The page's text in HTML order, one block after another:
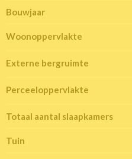
Bouwjaar
Woonoppervlakte
Externe bergruimte
Perceeloppervlakte
Totaal aantal slaapkamers
Tuin